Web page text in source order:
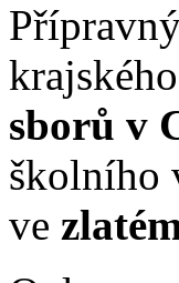
sborů v
školního
ve